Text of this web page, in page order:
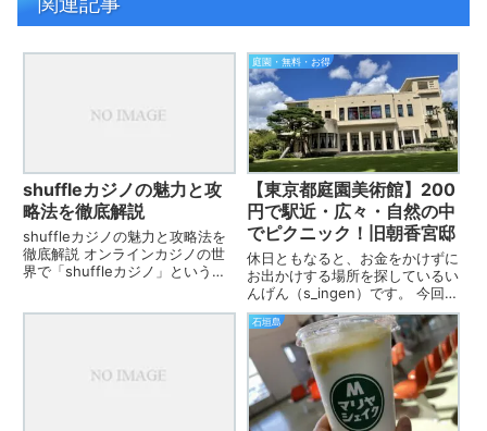
shuffleカジノの魅力と攻
略法を徹底解説
shuffleカジノの魅力と攻略法を
徹底解説 オンラインカジノの世
界で「shuffleカジノ」という名
庭園・無料・お得
【東京都庭園美術館】200
円で駅近・広々・自然の中
でピクニック！旧朝香宮邸
休日ともなると、お金をかけずに
お出かけする場所を探しているい
んげん（s_ingen）です。 今回、
自然大好き！ ピクニック大好
き！ な私を満足させる場所に出
会えました！ その名も東京都庭
園美術館（旧朝香宮邸） 東京都
庭園美術館（旧朝香宮邸）...
石垣島